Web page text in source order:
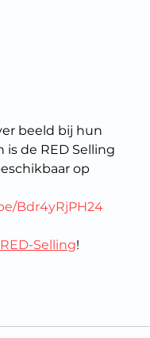
beeld bij hun
de RED Selling
op
Bdr4yRjPH24
RED-Selling!